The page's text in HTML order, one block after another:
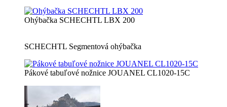
Ohýbačka SCHECHTL LBX 200
SCHECHTL Segmentová ohýbačka
Pákové tabuľové nožnice JOUANEL CL1020-15C